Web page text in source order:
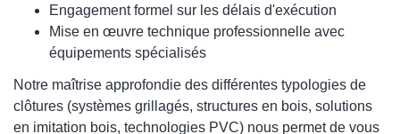
Engagement formel sur les délais d'exécution
Mise en œuvre technique professionnelle avec
équipements spécialisés
Notre maîtrise approfondie des différentes typologies de
clôtures (systèmes grillagés, structures en bois, solutions
en imitation bois, technologies PVC) nous permet de vous